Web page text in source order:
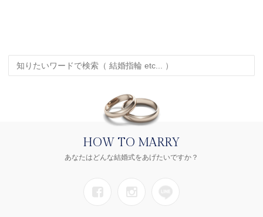
HOW TO MARRY
あなたはどんな結婚式をあげたいですか？